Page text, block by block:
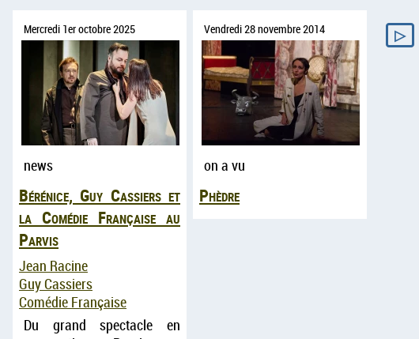
Mercredi 1er octobre 2025
news
Bérénice, Guy Cassiers et
la Comédie Française au
Parvis
Jean Racine
Guy Cassiers
Comédie Française
Du grand spectacle en
Vendredi 28 novembre 2014
on a vu
Phèdre
▷